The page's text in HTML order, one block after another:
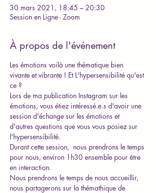
30 mars 2021, 18:45 – 20:30
Session en Ligne - Zoom
À propos de l'événement
Les émotions voilà une thématique bien
vivante et vibrante ! Et L'hypersensibilité qu'est
ce ?
Lors de ma publication Instagram sur les
émotions, vous étiez intéressé.e.s d'avoir une
session d'échange sur les émotions et
d'autres questions que vous vous posiez sur
l'hypersensibilité.
Durant cette session,  nous prendrons le temps
pour nous, environ 1h30 ensemble pour être
en interaction.
Nous prendrons le temps de nous accueillir,
nous partagerons sur la thémathique de